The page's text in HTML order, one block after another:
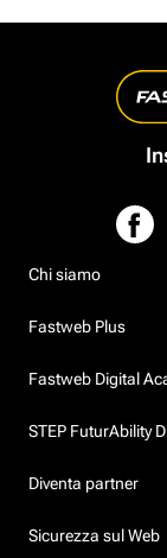
Chi siamo
Fastweb Plus
Fastweb Digital
STEP FuturAbility
Diventa partner
Sicurezza sul Web